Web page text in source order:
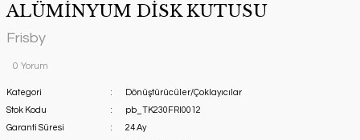
ALÜMİNYUM DİSK KUTUSU
Frisby
0 Yorum
Kategori
Dönüştürücüler/Çoklayıcılar
Stok Kodu
pb_TK230FRI0012
Garanti Süresi
24 Ay